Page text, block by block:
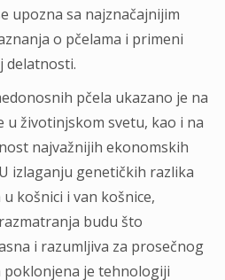
upozna sa najznačajnijim
o pčelama i primeni
delatnosti.
pčela ukazano je na
u životinjskom svetu, kao i na
najvažnijih ekonomskih
izlaganju genetičkih razlika
košnici i van košnice,
budu što
i razumljiva za prosečnog
poklonjena je tehnologiji